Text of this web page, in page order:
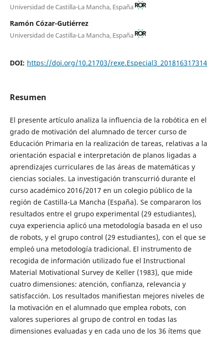
Universidad de Castilla-La Mancha, España
Ramón Cózar-Gutiérrez
Universidad de Castilla-La Mancha, España
DOI: https://doi.org/10.21703/rexe.Especial3_201816317314
Resumen
El presente artículo analiza la influencia de la robótica en el
grado de motivación del alumnado de tercer curso de
Educación Primaria en la realización de tareas, relativas a la
orientación espacial e interpretación de planos ligadas a
aprendizajes curriculares de las áreas de matemáticas y
ciencias sociales. La investigación transcurrió durante el
curso académico 2016/2017 en un colegio público de la
región de Castilla-La Mancha (España). Se compararon los
resultados entre el grupo experimental (29 estudiantes),
cuya experiencia aplicó una metodología basada en el uso
de robots, y el grupo control (29 estudiantes), con el que se
empleó una metodología tradicional. El instrumento de
recogida de información utilizado fue el Instructional
Material Motivational Survey de Keller (1983), que mide
cuatro dimensiones: atención, confianza, relevancia y
satisfacción. Los resultados manifiestan mejores niveles de
la motivación en el alumnado que emplea robots, con
valores superiores al grupo de control en todas las
dimensiones evaluadas y en cada uno de los 36 ítems que